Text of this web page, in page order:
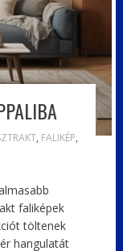
, FALIKÉP,
faliképek
töltenek
hangulatát